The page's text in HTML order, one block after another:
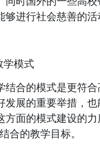
进行社会慈善的活
学模式
合的模式是更符
展的重要举措，
面的模式建设的
合的教学目标。